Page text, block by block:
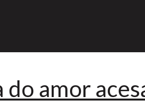
do amor